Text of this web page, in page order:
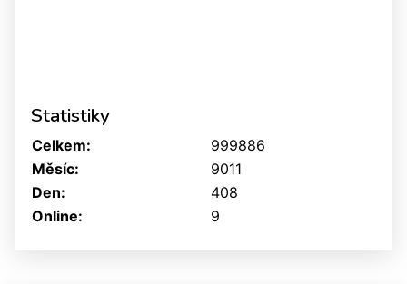
Statistiky
Online: 9
Celkem:
999886
Měsíc:
9011
Den:
408